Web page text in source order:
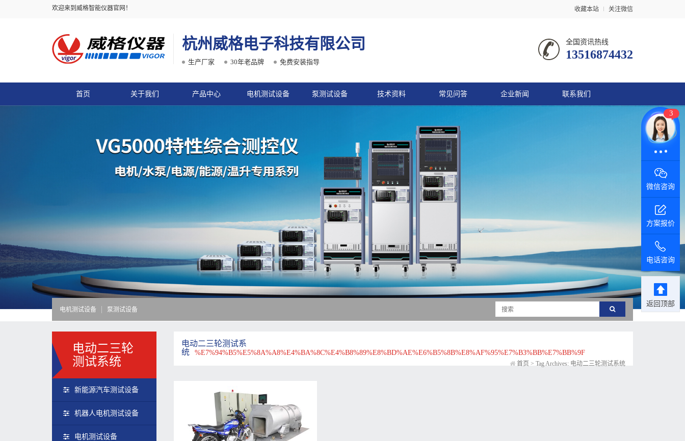
欢迎来到威格智能仪器官网！ 收藏本站 关注微信
杭州威格电子科技有限公司
生产厂家 30年老品牌 免费安装指导
全国资讯热线
13516874432
首页 关于我们 产品中心 电机测试设备 泵测试设备 技术资料 常见问答 企业新闻 联系我们
电机测试设备 泵测试设备
电动二三轮
测试系统
新能源汽车测试设备
机器人电机测试设备
电机测试设备
电动二三轮测试系
统
%E7%94%B5%E5%8A%A8%E4%BA%8C%E4%B8%89%E8%BD%AE%E6%B5%8B%E8%AF%95%E7%B3%BB%E7%BB%9F
首页 > Tag Archives: 电动二三轮测试系统
3
微信咨询
方案报价
电话咨询
返回顶部